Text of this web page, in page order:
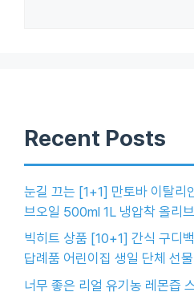
Recent Posts
눈길 끄는 [1+1] 만토바 이탈리
브오일 500ml 1L 냉압착 올리
빅히트 상품 [10+1] 간식 구디
답례품 어린이집 생일 단체 선
너무 좋은 리얼 유기농 레몬즙